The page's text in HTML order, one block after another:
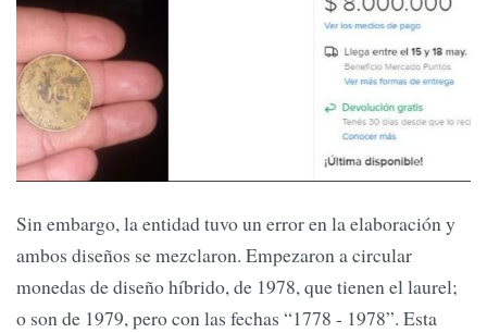
Sin embargo, la entidad tuvo un error en la elaboración y
ambos diseños se mezclaron. Empezaron a circular
monedas de diseño híbrido, de 1978, que tienen el laurel;
o son de 1979, pero con las fechas “1778 - 1978”. Esta